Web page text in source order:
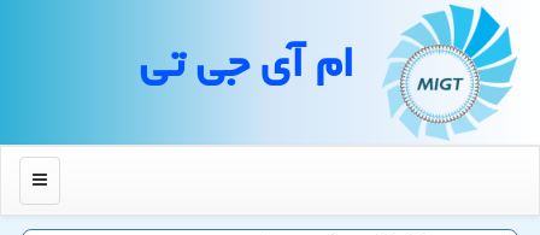
ام آی جی تی
منو